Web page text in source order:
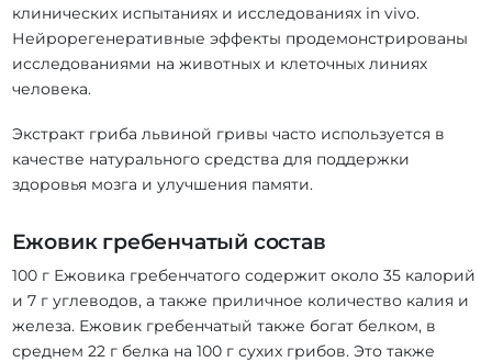
клинических испытаниях и исследованиях in vivo.
Нейрорегенеративные эффекты продемонстрированы
исследованиями на животных и клеточных линиях
человека.
Экстракт гриба львиной гривы часто используется в
качестве натурального средства для поддержки
здоровья мозга и улучшения памяти.
Ежовик гребенчатый состав
100 г Ежовика гребенчатого содержит около 35 калорий
и 7 г углеводов, а также приличное количество калия и
железа. Ежовик гребенчатый также богат белком, в
среднем 22 г белка на 100 г сухих грибов. Это также